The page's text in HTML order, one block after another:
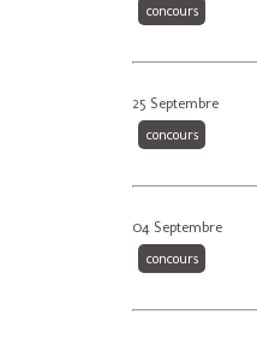
concours
25 Septembre
concours
04 Septembre
concours